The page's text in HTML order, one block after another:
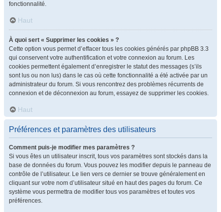
fonctionnalité.
Haut
À quoi sert « Supprimer les cookies » ?
Cette option vous permet d’effacer tous les cookies générés par phpBB 3.3
qui conservent votre authentification et votre connexion au forum. Les
cookies permettent également d’enregistrer le statut des messages (s’ils
sont lus ou non lus) dans le cas où cette fonctionnalité a été activée par un
administrateur du forum. Si vous rencontrez des problèmes récurrents de
connexion et de déconnexion au forum, essayez de supprimer les cookies.
Haut
Préférences et paramètres des utilisateurs
Comment puis-je modifier mes paramètres ?
Si vous êtes un utilisateur inscrit, tous vos paramètres sont stockés dans la
base de données du forum. Vous pouvez les modifier depuis le panneau de
contrôle de l’utilisateur. Le lien vers ce dernier se trouve généralement en
cliquant sur votre nom d’utilisateur situé en haut des pages du forum. Ce
système vous permettra de modifier tous vos paramètres et toutes vos
préférences.